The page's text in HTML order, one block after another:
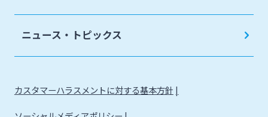
ニュース・トピックス
カスタマーハラスメントに対する基本方針